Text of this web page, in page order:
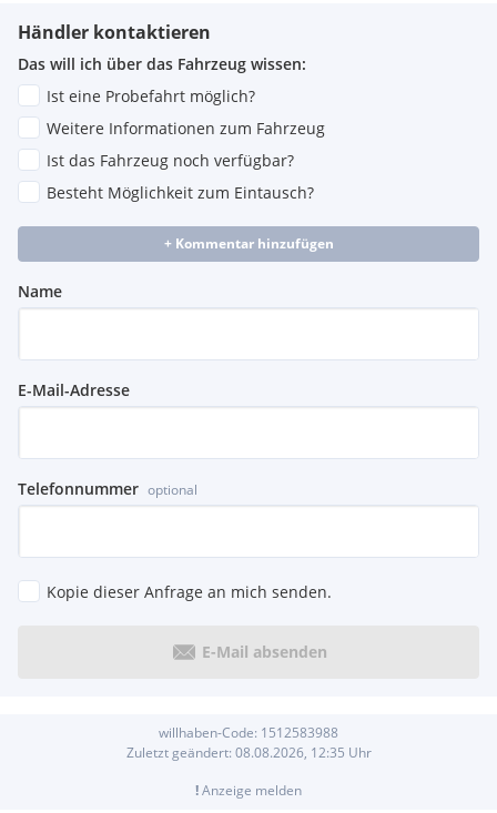
Händler kontaktieren
Das will ich über das Fahrzeug wissen:
Ist eine Probefahrt möglich?
Weitere Informationen zum Fahrzeug
Ist das Fahrzeug noch verfügbar?
Besteht Möglichkeit zum Eintausch?
+ Kommentar hinzufügen
Name
E-Mail-Adresse
Telefonnummer optional
Kopie dieser Anfrage an mich senden.
E-Mail absenden
willhaben-Code: 1512583988
Zuletzt geändert: 08.08.2026, 12:35 Uhr
!Anzeige melden